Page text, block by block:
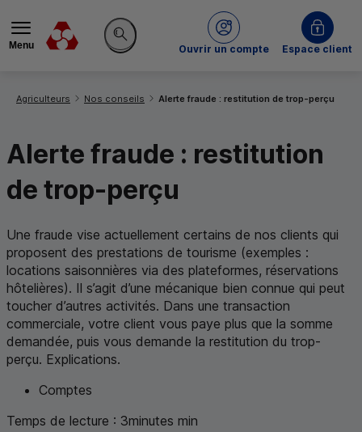
Menu
Rechercher sur le site
Ouvrir un compte
du Crédit MutuelEspace client
Agriculteurs Nos conseils Alerte fraude : restitution de trop-perçu
Alerte fraude : restitution
de trop-perçu
Une fraude vise actuellement certains de nos clients qui
proposent des prestations de tourisme (exemples :
locations saisonnières via des plateformes, réservations
hôtelières). Il s’agit d’une mécanique bien connue qui peut
toucher d’autres activités. Dans une transaction
commerciale, votre client vous paye plus que la somme
demandée, puis vous demande la restitution du trop-
perçu. Explications.
Comptes
Temps de lecture : 3minutes min